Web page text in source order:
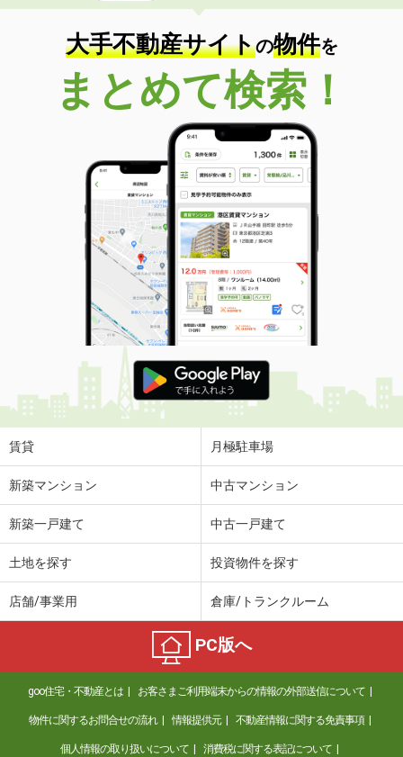
専有面積 54.88m²
間取り
2LDK
兵庫県加古川市平岡町土山
価 格
6.90万円
兵庫県加古川市平岡町土山
42.35m²
間取り
1LDK
兵庫県尼崎市次屋１
価 格
7.10万円
住 所
兵庫県尼崎市次屋１
専有面積 20.28m²
間取り
1K
兵庫県姫路市飾磨区阿成渡場
価 格
10.50万円
住 所
兵庫県姫路市飾磨区阿成渡場
専有面積
兵庫県尼崎市次屋１
7.10万円
兵庫県神戸市東灘区岡本１丁目
49万円
住 所
兵庫県神戸市東灘区岡本１丁目
専有面積 118.67m²
間取り
3LDK
兵庫県伊丹市荒牧１丁目
大手不動産サイトの物件を
まとめて検索！
賃貸 月極駐車場
新築マンション 中古マンション
新築一戸建て 中古一戸建て
土地を探す 投資物件を探す
店舗/事業用 倉庫/トランクルーム
PC版へ
goo住宅・不動産とは お客さまご利用端末からの情報の外部送信について
物件に関するお問合せの流れ 情報提供元 不動産情報に関する免責事項
個人情報の取り扱いについて 消費税に関する表記について